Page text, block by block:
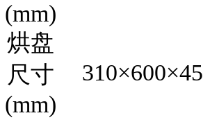
(mm)
烘盘
尺寸
(mm)
310×600×45